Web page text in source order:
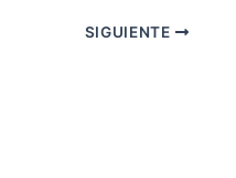
SIGUIENTE